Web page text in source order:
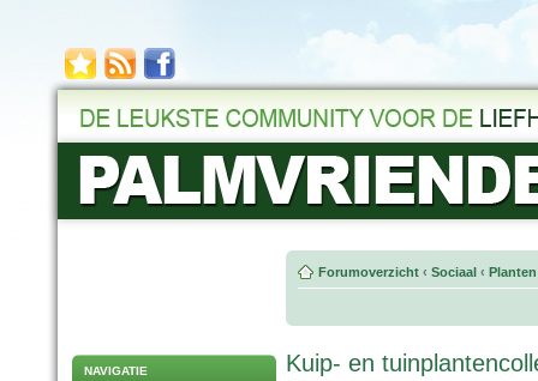
NAVIGATIE
Forumoverzicht ‹ Sociaal ‹
Kuip- en